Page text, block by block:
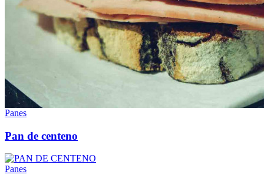
Panes
Pan de centeno
Panes